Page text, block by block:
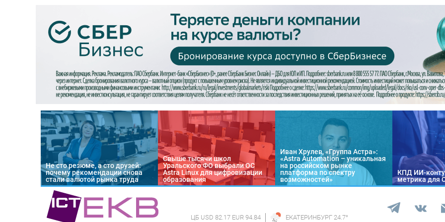
Не сто резюме, а сто друзей:
почему рекомендации снова
стали валютой рынка труда
Свыше тысячи школ
Уральского ФО выбрали ОС
Astra Linux для цифровизации
образования
Иван Хрулев, «Группа Астра»:
«Astra Automation – уникальная
на российском рынке
платформа по спектру
возможностей»
КПД ИИ-
метрика для
ЦБ USD 82.17 EUR 94.84 ЕКАТЕРИНБУРГ 24.7°